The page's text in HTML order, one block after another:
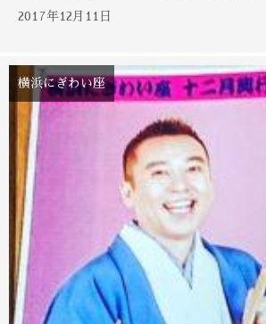
2017年12月11日
横浜にぎわい座